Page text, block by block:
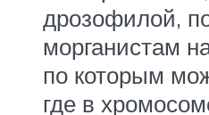
дрозофилой,
морганистам
по которым
где в